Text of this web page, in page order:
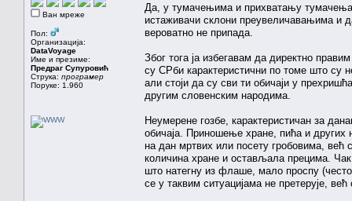
Ван мреже
Пол:
Организација:
DataVoyage
Име и презиме:
Предраг Супуровић
Струка: програмер
Поруке: 1.960
Да, у тумачењима и прихватању тумачења
истаживачи склони преувеличавањима и
вероватно не припада.
Због тога ја избегавам да директно
су СРби карактеристични по томе што су
али стоји да су сви ти обичаји у
другим словенским народима.
Неумерене гозбе, карактеристичан за
обичаја. Приношење хране, пића и других
на дан мртвих или посету гробовима, већ
количина хране и остављала прецима.
што натегну из флаше, мало проспу
се у таквим ситуацијама не претерује,